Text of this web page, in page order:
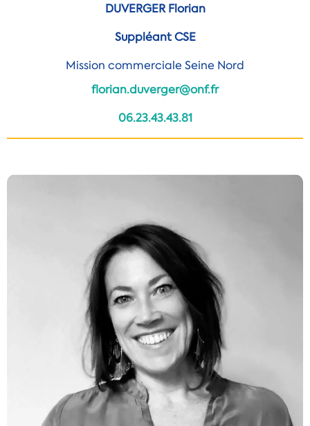
DUVERGER Florian
Suppléant CSE
Mission commerciale Seine Nord
florian.duverger@onf.fr
06.23.43.43.81